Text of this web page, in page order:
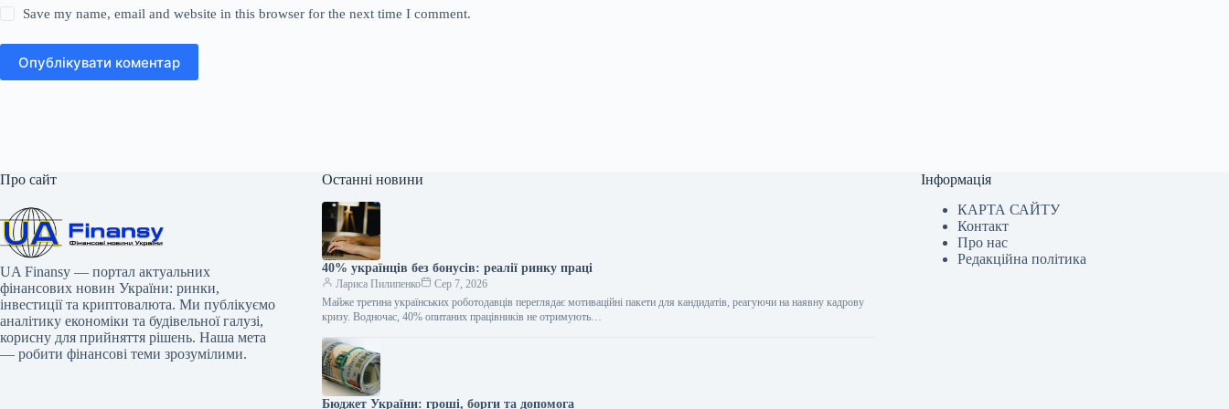
Save my name, email and website in this browser for the next time I comment.
Опублікувати коментар
Про сайт
UA Finansy — портал актуальних
фінансових новин України: ринки,
інвестиції та криптовалюта. Ми публікуємо
аналітику економіки та будівельної галузі,
корисну для прийняття рішень. Наша мета
— робити фінансові теми зрозумілими.
Останні новини
40% українців без бонусів: реалії ринку праці
Лариса Пилипенко
Сер 7, 2026
Майже третина українських роботодавців переглядає мотиваційні пакети для кандидатів, реагуючи на наявну кадрову
кризу. Водночас, 40% опитаних працівників не отримують…
Бюджет України: гроші, борги та допомога
Інформація
КАРТА САЙТУ
Контакт
Про нас
Редакційна політика